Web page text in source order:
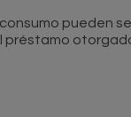
pueden
préstamo